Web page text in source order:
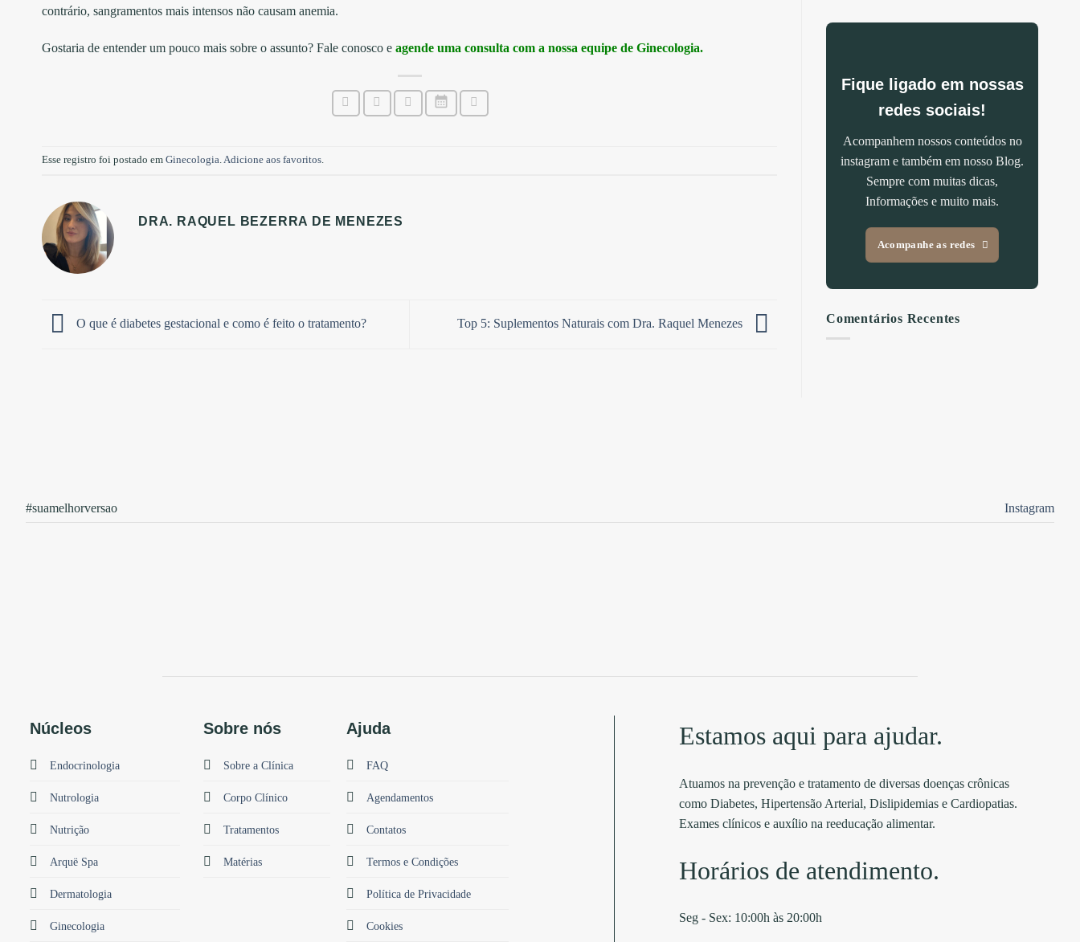
contrário, sangramentos mais intensos não causam anemia.
Gostaria de entender um pouco mais sobre o assunto? Fale conosco e agende uma consulta com a nossa equipe de Ginecologia.
Esse registro foi postado em Ginecologia.Adicione aos favoritos.
DRA. RAQUEL BEZERRA DE MENEZES
O que é diabetes gestacional e como é feito o tratamento? Top 5: Suplementos Naturais com Dra. Raquel Menezes
Fique ligado em nossas
redes sociais!
Acompanhem nossos conteúdos no
instagram e também em nosso Blog.
Sempre com muitas dicas,
Informações e muito mais.
Acompanhe as redes
Comentários Recentes
#suamelhorversao Instagram
Núcleos
Endocrinologia
Nutrologia
Nutrição
Arquë Spa
Dermatologia
Ginecologia
Sobre nós
Sobre a Clínica
Corpo Clínico
Tratamentos
Matérias
Ajuda
FAQ
Agendamentos
Contatos
Termos e Condições
Política de Privacidade
Cookies
Estamos aqui para ajudar.
Atuamos na prevenção e tratamento de diversas doenças crônicas
como Diabetes, Hipertensão Arterial, Dislipidemias e Cardiopatias.
Exames clínicos e auxílio na reeducação alimentar.
Horários de atendimento.
Seg - Sex: 10:00h às 20:00h